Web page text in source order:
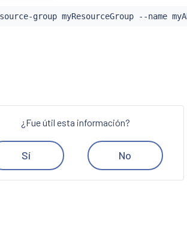
¿Fue útil esta información?
Sí No